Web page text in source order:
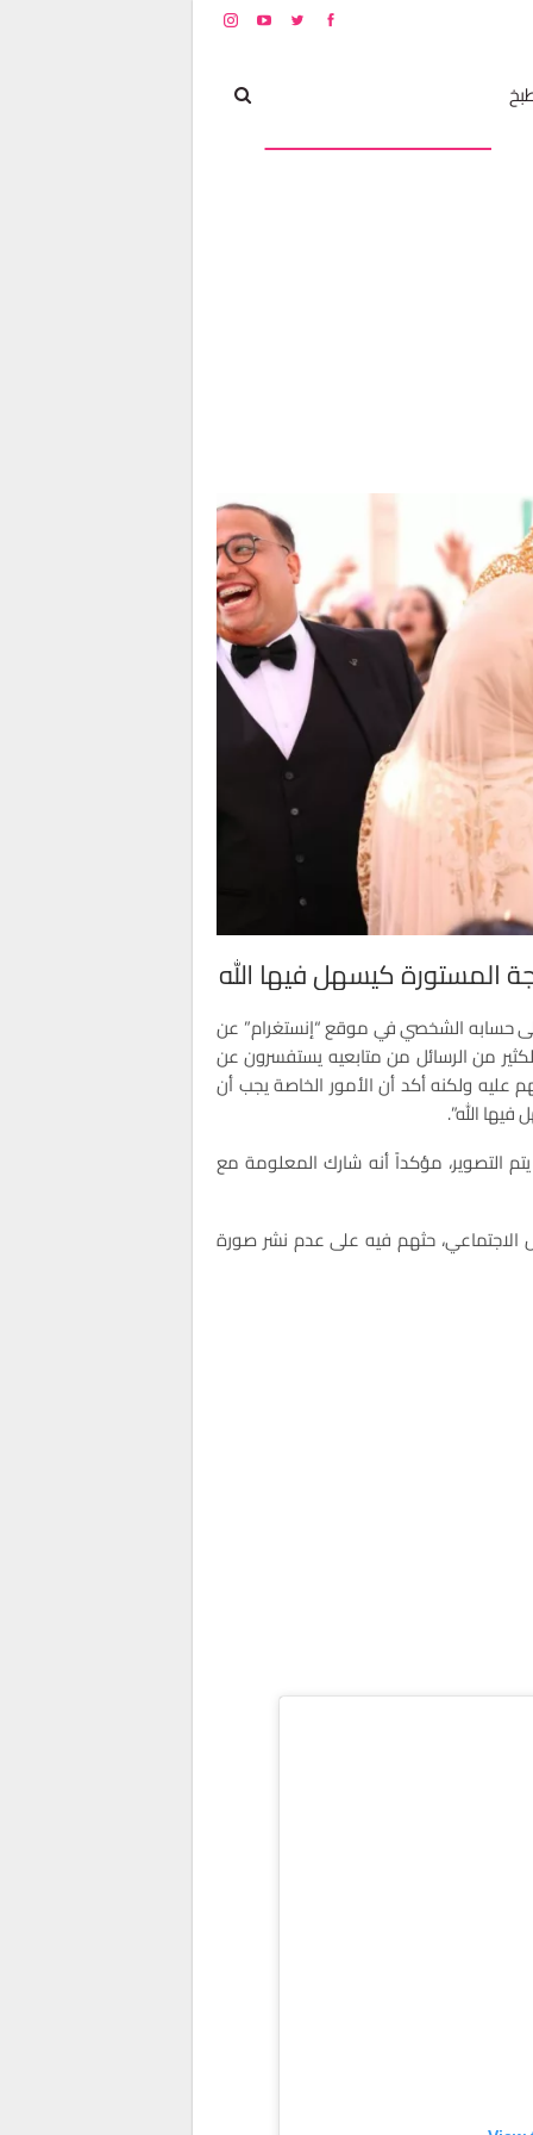
المستورة كيسهل فيها الله
حسابه الشخصي في موقع “إنستغرام” عن
من الرسائل من متابعيه يستفسرون عن
ولكنه أكد أن الأمور الخاصة يجب أن
الله”.
التصوير، مؤكداً أنه شارك المعلومة مع
الاجتماعي، حثهم فيه على عدم نشر صورة